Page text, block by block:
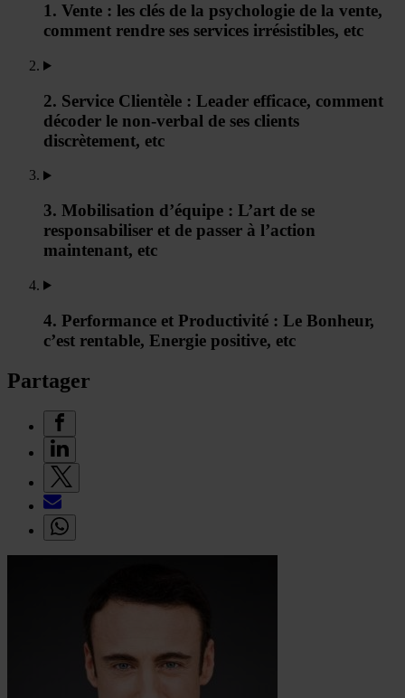
1. Vente : les clés de la psychologie de la vente,
comment rendre ses services irrésistibles, etc
2. Service Clientèle : Leader efficace, comment
décoder le non-verbal de ses clients
discrètement, etc
3. Mobilisation d’équipe : L’art de se
responsabiliser et de passer à l’action
maintenant, etc
4. Performance et Productivité : Le Bonheur,
c’est rentable, Energie positive, etc
Partager